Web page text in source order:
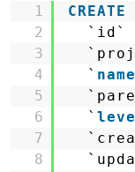
1
2
3
4
5
6
7
8
CREATE
`id`
` name
`